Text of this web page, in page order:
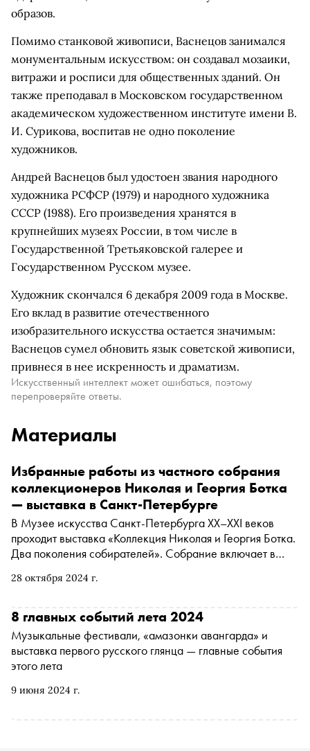
образов.
Помимо станковой живописи, Васнецов занимался
монументальным искусством: он создавал мозаики,
витражи и росписи для общественных зданий. Он
также преподавал в Московском государственном
академическом художественном институте имени В.
И. Сурикова, воспитав не одно поколение
художников.
Андрей Васнецов был удостоен звания народного
художника РСФСР (1979) и народного художника
СССР (1988). Его произведения хранятся в
крупнейших музеях России, в том числе в
Государственной Третьяковской галерее и
Государственном Русском музее.
Художник скончался 6 декабря 2009 года в Москве.
Его вклад в развитие отечественного
изобразительного искусства остается значимым:
Васнецов сумел обновить язык советской живописи,
привнеся в нее искренность и драматизм.
Искусственный интеллект может ошибаться, поэтому
перепроверяйте ответы.
Материалы
28 октября 2024 г.
Избранные работы из частного собрания
коллекционеров Николая и Георгия Ботка
— выставка в Санкт-Петербурге
В Музее искусства Санкт-Петербурга XX–XXI веков
проходит выставка «Коллекция Николая и Георгия Ботка.
Два поколения собирателей». Собрание включает в
прошлого и нынешнего столетий — живопись, графику и
разноплановые: представлены как реалисты
послевоенного периода, художники «сурового стиля»,
группа «Одиннадцать», так и искусство русского
зарубежья 1910–1930-х годов, а также нонконформисты
в лице Лианозовской школы. Про некоторые из
ключевых работ — в материале «Сноба»
9 июня 2024 г.
8 главных событий лета 2024
Музыкальные фестивали, «амазонки авангарда» и
выставка первого русского глянца — главные события
этого лета